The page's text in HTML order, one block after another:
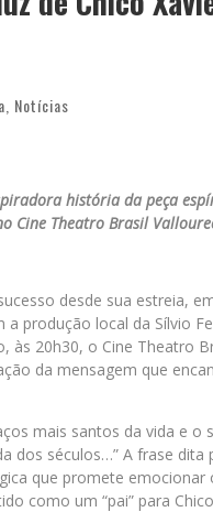
Notícias
história da peça
Cine Theatro Brasil
desde sua estreia,
produção local da Sílvio
20h30, o Cine Theatro
da mensagem que
mais santos da vida e
dos séculos…” A frase
que promete
como um “pai” para